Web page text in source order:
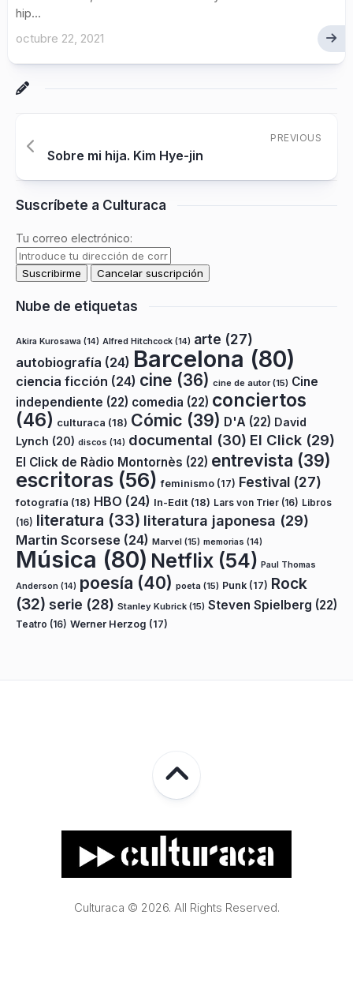
hip...
octubre 22, 2021
PREVIOUS
Sobre mi hija. Kim Hye-jin
Suscríbete a Culturaca
Tu correo electrónico:
Nube de etiquetas
Akira Kurosawa (14) Alfred Hitchcock (14) arte (27)
autobiografía (24) Barcelona (80)
ciencia ficción (24) cine (36) cine de autor(15) Cine
independiente (22) comedia (22) conciertos
(46) culturaca (18) Cómic (39) D'A (22) David
Lynch (20) discos (14) documental (30) El Click (29)
El Click de Ràdio Montornès (22) entrevista (39)
escritoras (56) feminismo (17) Festival (27)
fotografía (18) HBO (24) In-Edit (18) Lars von Trier (16) Libros
(16) literatura (33) literatura japonesa (29)
Martin Scorsese (24) Marvel (15) memorias (14)
Música (80) Netflix (54) Paul Thomas
Anderson (14) poesía (40) poeta (15) Punk (17) Rock
(32) serie (28) Stanley Kubrick (15) Steven Spielberg (22)
Teatro (16) Werner Herzog (17)
Culturaca © 2026. All Rights Reserved.